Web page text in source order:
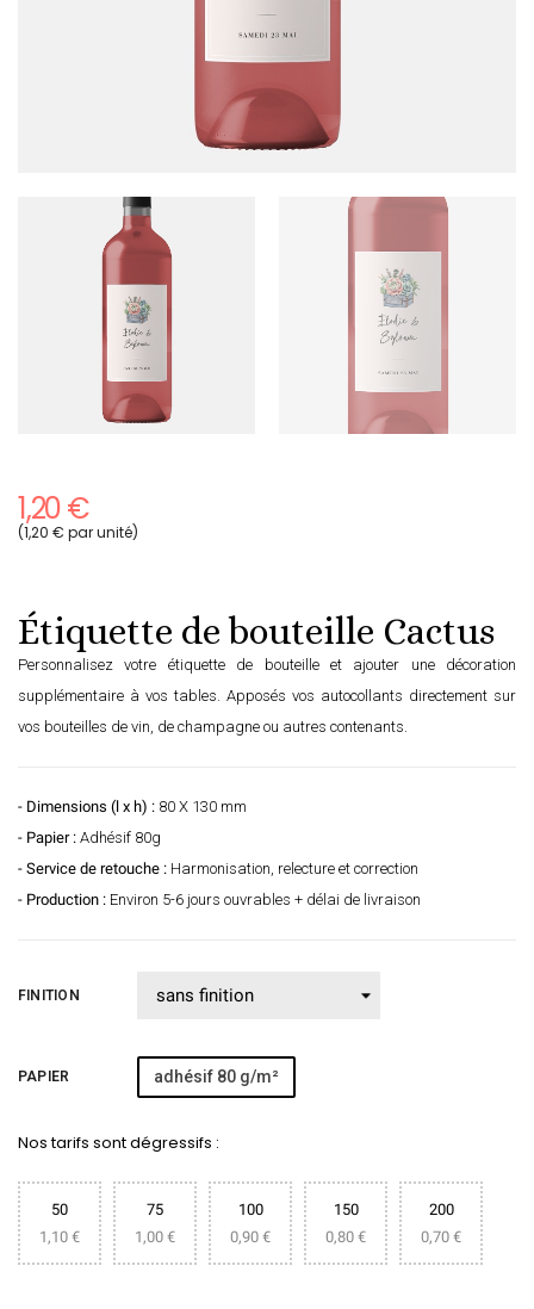
1,20 €
(1,20 € par unité)
Étiquette de bouteille Cactus
Personnalisez votre étiquette de bouteille et ajouter une décoration
supplémentaire à vos tables. Apposés vos autocollants directement sur
vos bouteilles de vin, de champagne ou autres contenants.
- Dimensions (l x h) : 80 X 130 mm
- Papier : Adhésif 80g
- Service de retouche : Harmonisation, relecture et correction
- Production : Environ 5-6 jours ouvrables + délai de livraison
FINITION
PAPIER adhésif 80 g/m²
Nos tarifs sont dégressifs :
50
1,10 €
75
1,00 €
100
0,90 €
150
0,80 €
200
0,70 €